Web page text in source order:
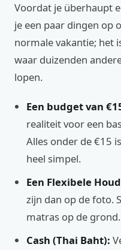
Voordat je überhaupt
je een paar dingen op
normale vakantie; het
waar duizenden
lopen.
Een budget van
realiteit voor een
Alles onder de €15
heel simpel.
Een Flexibele
zijn dan op de foto.
matras op de grond.
Cash (Thai Baht):